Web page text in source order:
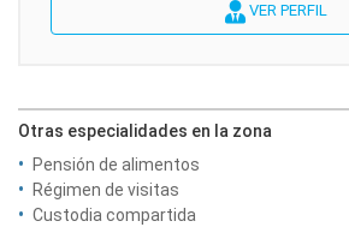
VER PERFIL
Otras especialidades en la zona
Pensión de alimentos
Régimen de visitas
Custodia compartida